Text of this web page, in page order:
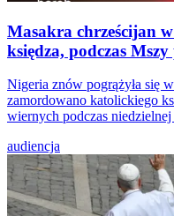
Masakra chrześcijan
księdza, podczas
Nigeria znów pogrążyła się
zamordowano katolickiego
wiernych podczas
audiencja